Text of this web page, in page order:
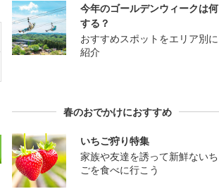
今年のゴールデンウィークは何
する？
おすすめスポットをエリア別に
紹介
春のおでかけにおすすめ
いちご狩り特集
家族や友達を誘って新鮮ないち
ごを食べに行こう